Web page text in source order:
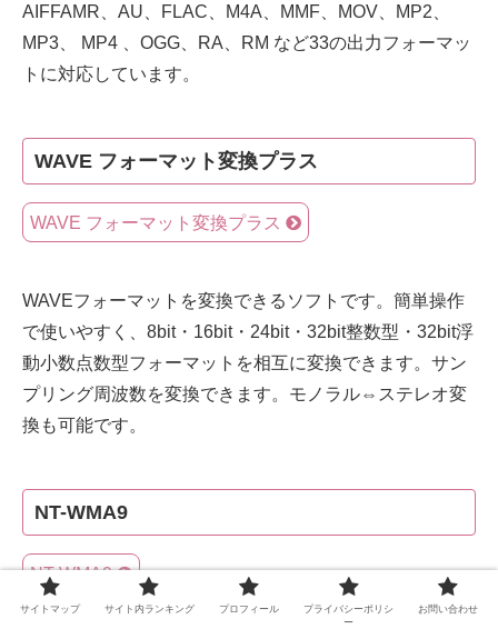
AIFFAMR、AU、FLAC、M4A、MMF、MOV、MP2、
MP3、 MP4 、OGG、RA、RM など33の出力フォーマッ
トに対応しています。
WAVE フォーマット変換プラス
WAVE フォーマット変換プラス
WAVEフォーマットを変換できるソフトです。簡単操作
で使いやすく、8bit・16bit・24bit・32bit整数型・32bit浮
動小数点数型フォーマットを相互に変換できます。サン
プリング周波数を変換できます。モノラル⇔ステレオ変
換も可能です。
NT-WMA9
NT-WMA9
サイトマップ サイト内ランキング プロフィール
プライバシーポリシ
ー
お問い合わせ